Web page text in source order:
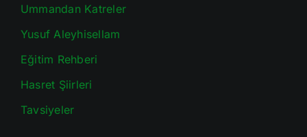
Ummandan Katreler
Yusuf Aleyhisellam
Eğitim Rehberi
Hasret Şiirleri
Tavsiyeler